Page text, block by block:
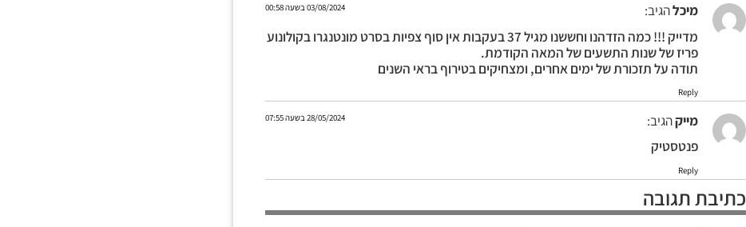
מיכלהגיב: 03/08/2024 בשעה 00:58
מדייק !!! כמה הזדהנו וחששנו מגיל 37 בעקבות אין סוף צפיות בסרט מונטנגרו בקולונוע
פריז של שנות התשעים של המאה הקודמת.
תודה על תזכורת של ימים אחרים, ומצחיקים בטירוף בראי השנים
Reply
מייקהגיב: 28/05/2024 בשעה 07:55
פנטסטיק
Reply
כתיבת תגובה